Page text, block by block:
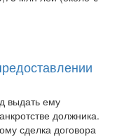
выдать ему
должника.
сделка договора
и дочерью